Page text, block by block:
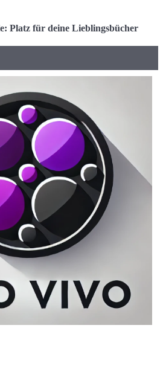
Platz für deine Lieblingsbücher